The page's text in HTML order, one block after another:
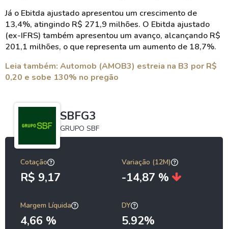
Já o Ebitda ajustado apresentou um crescimento de
13,4%, atingindo R$ 271,9 milhões. O Ebitda ajustado
(ex-IFRS) também apresentou um avanço, alcançando R$
201,1 milhões, o que representa um aumento de 18,7%.
Leia também: Automob (AMOB3) estreia na B3 por R$
0,20 e sobe 130% no pregão
SBFG3
GRUPO SBF
Cotação
R$ 9,17
Variação (12M)
-14,87 %
Margem Líquida
4,66 %
DY
5.92%